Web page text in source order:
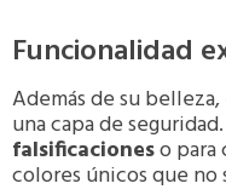
Funcionalidad
Además de su
una capa de seguridad.
falsificacioneso
colores únicos que